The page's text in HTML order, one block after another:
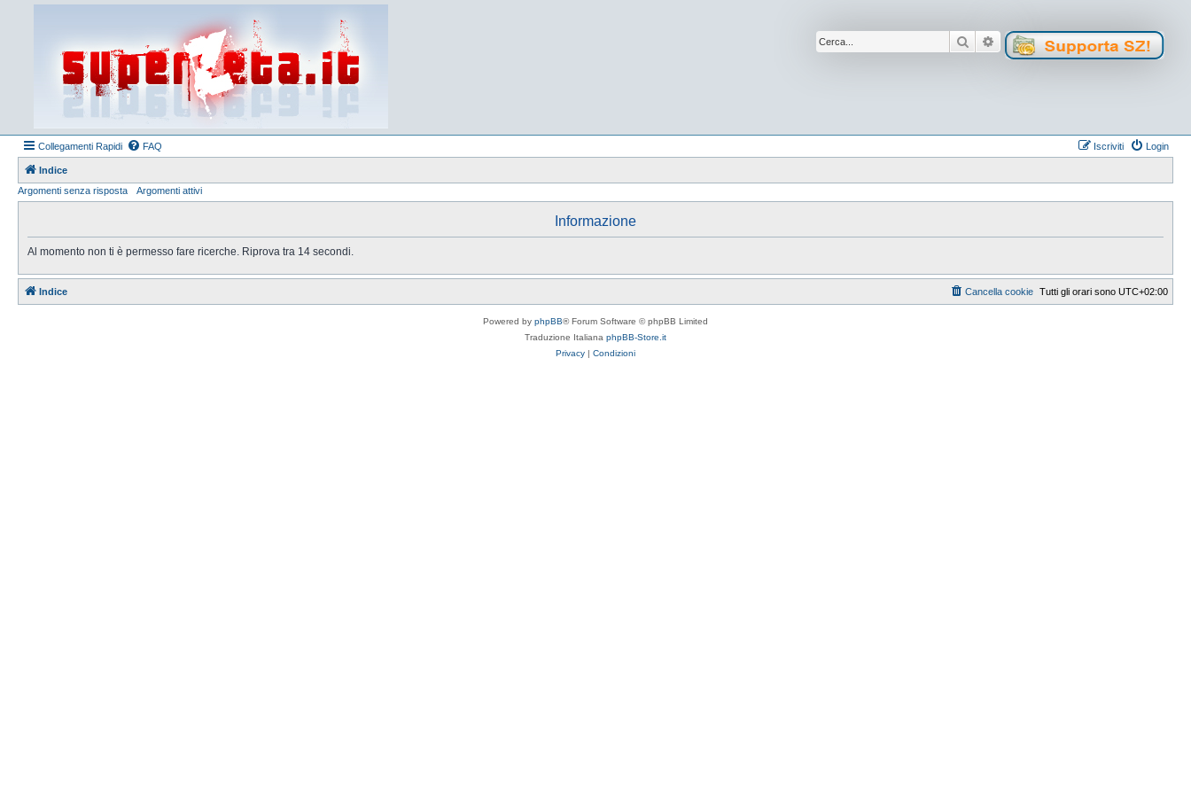
Cerca Ricerca avanzata
Collegamenti Rapidi FAQ Login
Iscriviti
Indice
Argomenti senza risposta
Argomenti attivi
Informazione
Al momento non ti è permesso fare ricerche. Riprova tra 14 secondi.
Indice Tutti gli orari sono UTC+02:00
Cancella cookie
Powered by phpBB® Forum Software © phpBB Limited
Traduzione Italiana phpBB-Store.it
Privacy | Condizioni